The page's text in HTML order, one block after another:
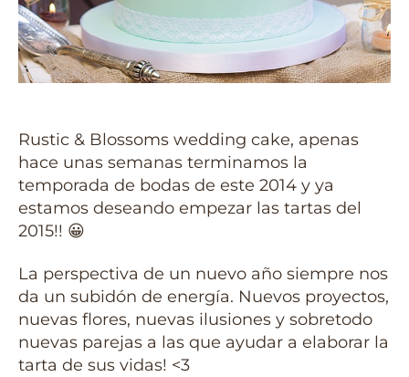
Rustic & Blossoms wedding cake, apenas
hace unas semanas terminamos la
temporada de bodas de este 2014 y ya
estamos deseando empezar las tartas del
2015!! 😀
La perspectiva de un nuevo año siempre nos
da un subidón de energía. Nuevos proyectos,
nuevas flores, nuevas ilusiones y sobretodo
nuevas parejas a las que ayudar a elaborar la
tarta de sus vidas! <3